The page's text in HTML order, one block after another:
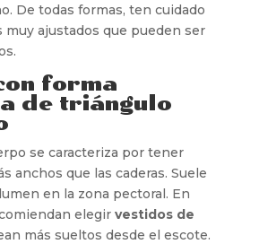
De todas formas, ten cuidado
muy ajustados que pueden ser
forma
de triángulo
se caracteriza por tener
anchos que las caderas. Suele
en la zona pectoral. En
elegir vestidos de
más sueltos desde el escote.